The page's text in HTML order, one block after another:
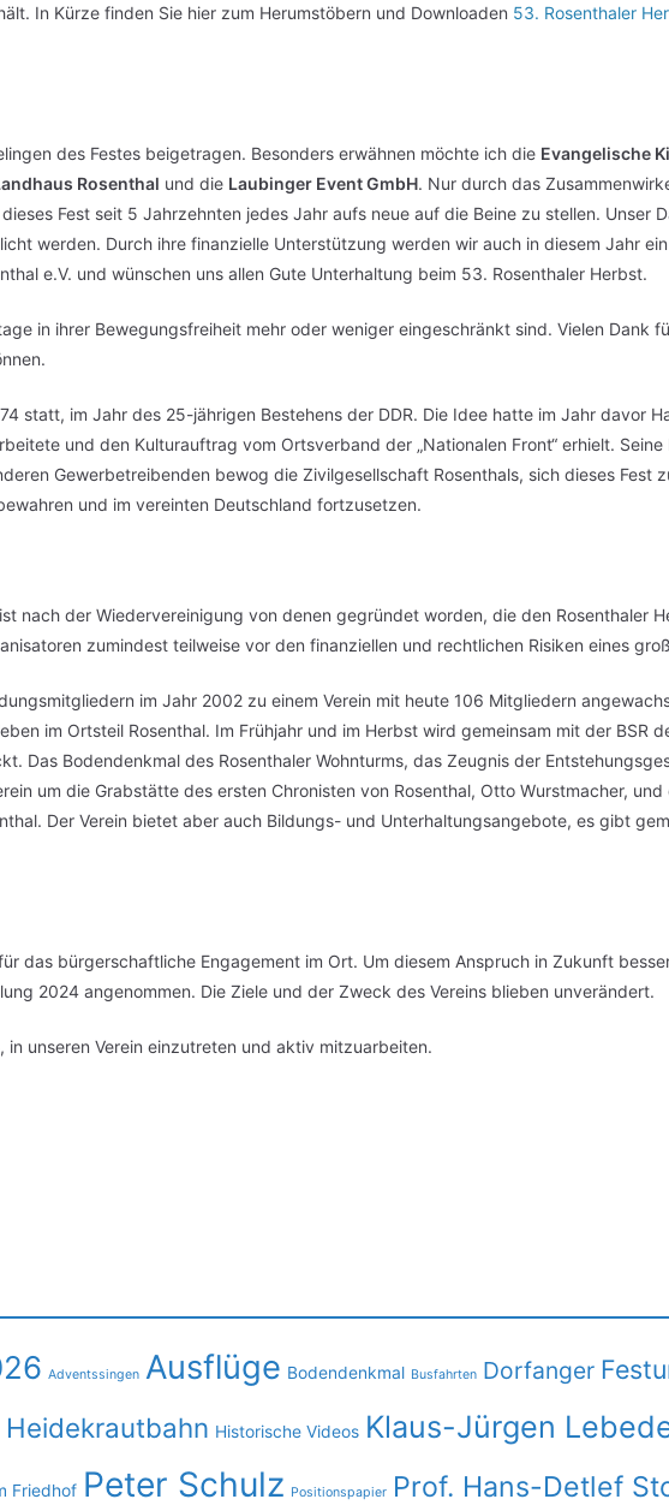
In Kürze finden Sie hier zum Herumstöbern und Downloaden 53. Rosenthaler
des Festes beigetragen. Besonders erwähnen möchte ich die Evangelische
Rosenthal und die Laubinger Event GmbH. Nur durch das
Fest seit 5 Jahrzehnten jedes Jahr aufs neue auf die Beine zu stellen. Unser
werden. Durch ihre finanzielle Unterstützung werden wir auch in diesem Jahr
e.V. und wünschen uns allen Gute Unterhaltung beim 53. Rosenthaler Herbst.
in ihrer Bewegungsfreiheit mehr oder weniger eingeschränkt sind. Vielen Dank
statt, im Jahr des 25-jährigen Bestehens der DDR. Die Idee hatte im Jahr davor
und den Kulturauftrag vom Ortsverband der „Nationalen Front“ erhielt.
Gewerbetreibenden bewog die Zivilgesellschaft Rosenthals, sich dieses Fest
und im vereinten Deutschland fortzusetzen.
nach der Wiedervereinigung von denen gegründet worden, die den Rosenthaler
zumindest teilweise vor den finanziellen und rechtlichen Risiken eines
im Jahr 2002 zu einem Verein mit heute 106 Mitgliedern
im Ortsteil Rosenthal. Im Frühjahr und im Herbst wird gemeinsam mit der BSR
Das Bodendenkmal des Rosenthaler Wohnturms, das Zeugnis der
um die Grabstätte des ersten Chronisten von Rosenthal, Otto Wurstmacher,
Der Verein bietet aber auch Bildungs- und Unterhaltungsangebote, es gibt
das bürgerschaftliche Engagement im Ort. Um diesem Anspruch in Zukunft
2024 angenommen. Die Ziele und der Zweck des Vereins blieben unverändert.
in unseren Verein einzutreten und aktiv mitzuarbeiten.
Adventssingen Ausflüge Bodendenkmal Busfahrten Dorfanger
Heidekrautbahn Historische Videos Klaus-Jürgen
Friedhof Peter Schulz Positionspapier Prof. Hans-Detlef